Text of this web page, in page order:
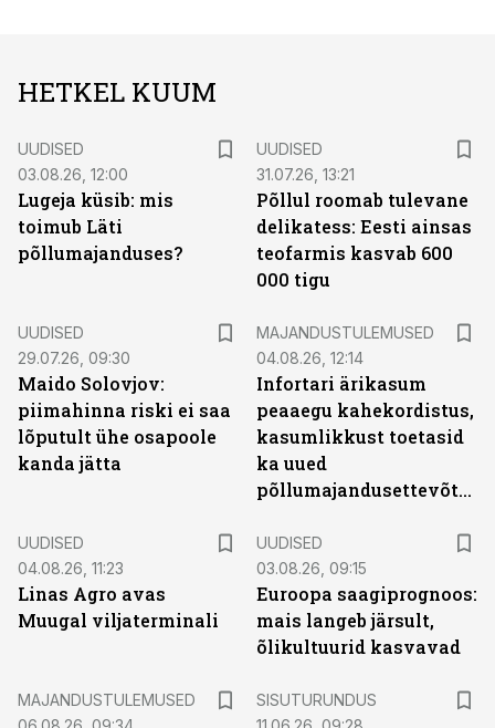
HETKEL KUUM
UUDISED
03.08.26, 12:00
Lugeja küsib: mis
toimub Läti
põllumajanduses?
UUDISED
31.07.26, 13:21
Põllul roomab tulevane
delikatess: Eesti ainsas
teofarmis kasvab 600
000 tigu
UUDISED
29.07.26, 09:30
Maido Solovjov:
piimahinna riski ei saa
lõputult ühe osapoole
kanda jätta
MAJANDUSTULEMUSED
04.08.26, 12:14
Infortari ärikasum
peaaegu kahekordistus,
kasumlikkust toetasid
ka uued
põllumajandusettevõtted
UUDISED
04.08.26, 11:23
Linas Agro avas
Muugal viljaterminali
UUDISED
03.08.26, 09:15
Euroopa saagiprognoos:
mais langeb järsult,
õlikultuurid kasvavad
MAJANDUSTULEMUSED
SISUTURUNDUS